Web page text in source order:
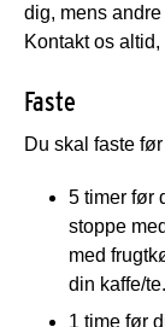
dig, mens
Kontakt os
Faste
Du skal faste
5 timer før
stoppe
med
din kaffe/te.
1 time før